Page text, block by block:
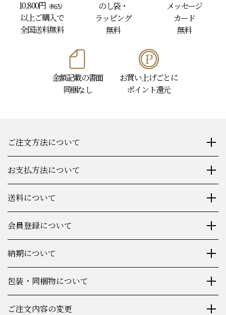
10,800円 （税込）
以上ご購入で
全国送料無料
のし袋・
ラッピング
無料
メッセージ
カード
無料
金額記載の書面
同梱なし
お買い上げごとに
ポイント還元
ご注文方法について
お支払方法について
送料について
会員登録について
納期について
包装・同梱物について
ご注文内容の変更